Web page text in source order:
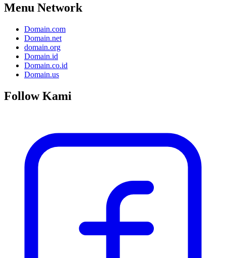
Menu Network
Domain.com
Domain.net
domain.org
Domain.id
Domain.co.id
Domain.us
Follow Kami